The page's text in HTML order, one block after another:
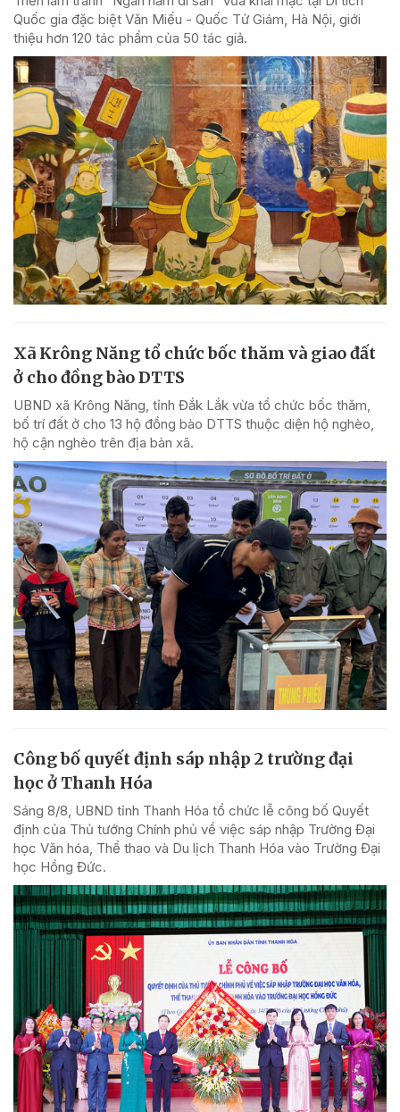
Quốc gia đặc biệt Văn Miếu - Quốc Tử Giám, Hà Nội, giới
thiệu hơn 120 tác phẩm của 50 tác giả.
Xã Krông Năng tổ chức bốc thăm và giao đất
ở cho đồng bào DTTS
UBND xã Krông Năng, tỉnh Đắk Lắk vừa tổ chức bốc thăm,
bố trí đất ở cho 13 hộ đồng bào DTTS thuộc diện hộ nghèo,
hộ cận nghèo trên địa bàn xã.
Công bố quyết định sáp nhập 2 trường đại
học ở Thanh Hóa
Sáng 8/8, UBND tỉnh Thanh Hóa tổ chức lễ công bố Quyết
định của Thủ tướng Chính phủ về việc sáp nhập Trường Đại
học Văn hóa, Thể thao và Du lịch Thanh Hóa vào Trường Đại
học Hồng Đức.